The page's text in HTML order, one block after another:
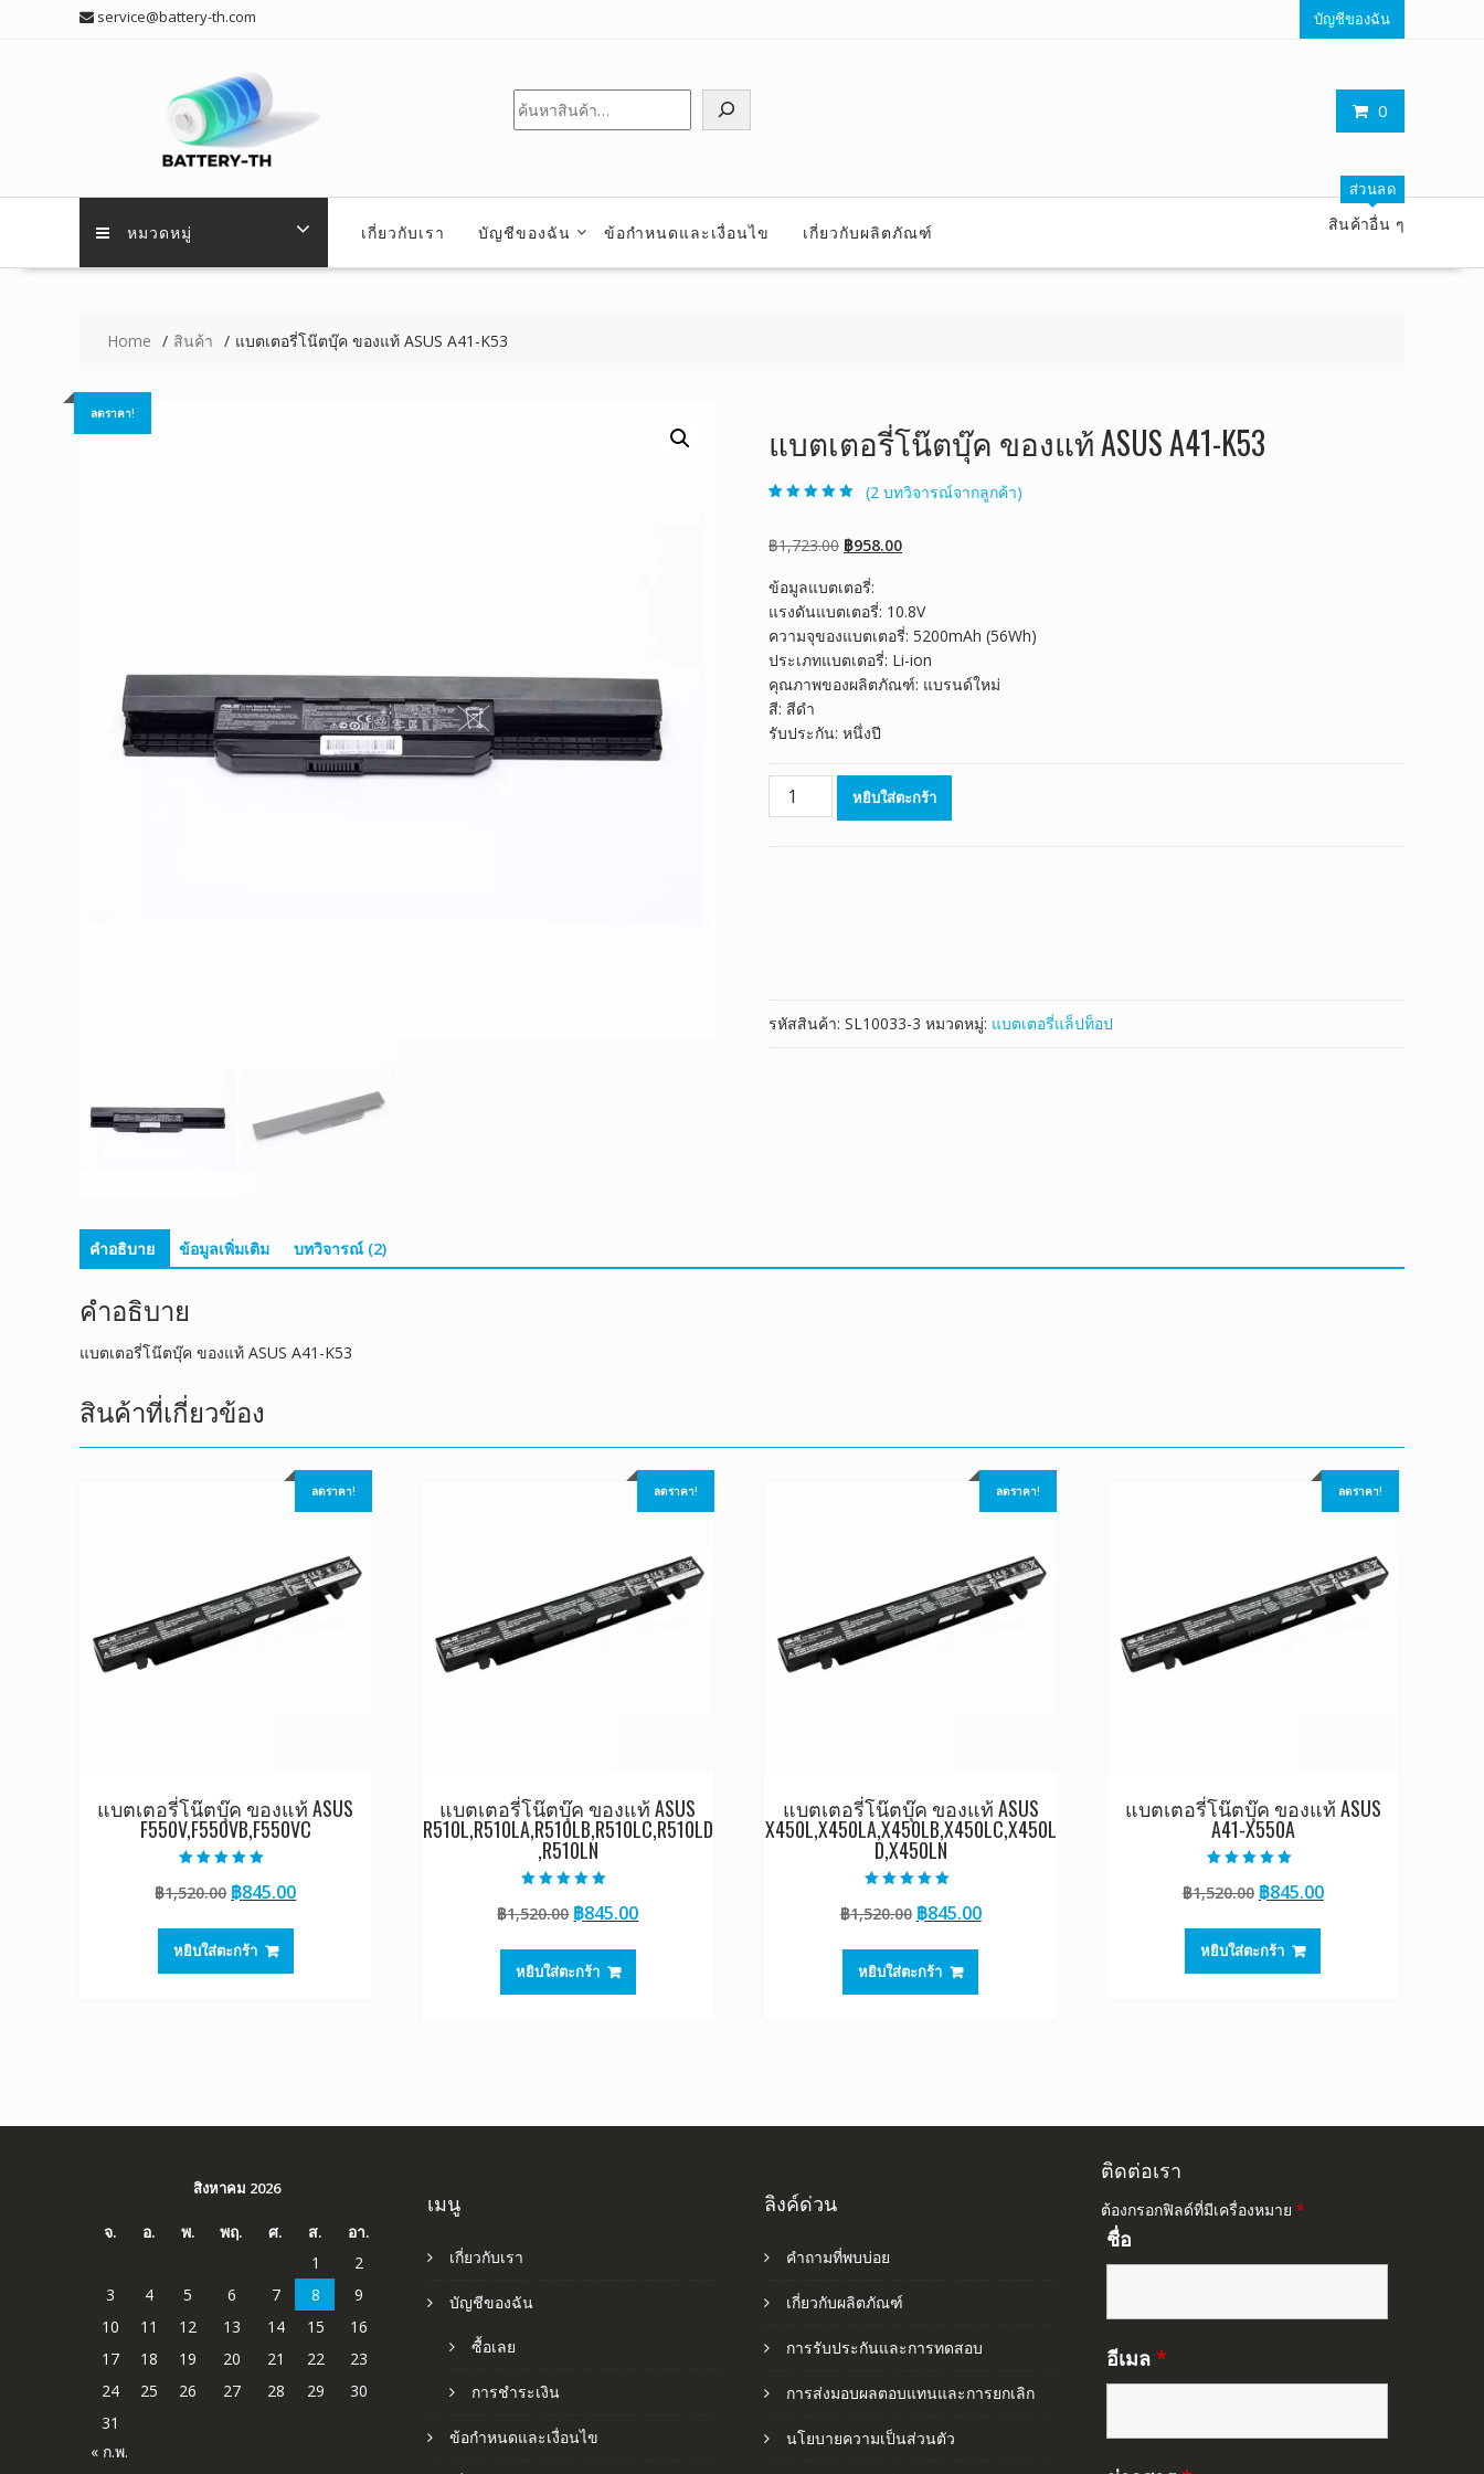
service@battery-th.com บัญชีของฉัน
0
ค้นหา
หมวดหมู่ เกี่ยวกับเรา บัญชีของฉัน ข้อกำหนดและเงื่อนไข เกี่ยวกับผลิตภัณฑ์
ส่วนลด
สินค้าอื่น ๆ
Home สินค้า แบตเตอรี่โน๊ตบุ๊ค ของแท้ ASUS A41-K53
ลดราคา!
แบตเตอรี่โน๊ตบุ๊ค ของแท้ ASUS A41-K53
คะแนนเต็มบน
การให้คะแนน
(2 บทวิจารณ์จากลูกค้า)
฿1,723.00 Original
was:
฿1,723.00.
฿958.00Current
฿958.00.
ข้อมูลแบตเตอรี่:
แรงดันแบตเตอรี่: 10.8V
ความจุของแบตเตอรี่: 5200mAh (56Wh)
ประเภทแบตเตอรี่: Li-ion
คุณภาพของผลิตภัณฑ์: แบรนด์ใหม่
สี: สีดำ
รับประกัน: หนึ่งปี
จำนวน
แบตเตอรี่
ชิ้น
หยิบใส่ตะกร้า
รหัสสินค้า: SL10033-3 หมวดหมู่: แบตเตอรี่แล็ปท็อป
คำอธิบาย ข้อมูลเพิ่มเติม บทวิจารณ์ (2)
คำอธิบาย
แบตเตอรี่โน๊ตบุ๊ค ของแท้ ASUS A41-K53
สินค้าที่เกี่ยวข้อง
ลดราคา!
แบตเตอรี่โน๊ตบุ๊ค ของแท้ ASUS
F550V,F550VB,F550VC
5.00
ตั้งแต่ 1-5
฿1,520.00 Original
was:
฿1,520.00.
฿845.00Current
หยิบใส่ตะกร้า
ลดราคา!
แบตเตอรี่โน๊ตบุ๊ค ของแท้ ASUS
R510L,R510LA,R510LB,R510LC,R510LD
,R510LN
5.00
ตั้งแต่ 1-5
฿1,520.00 Original
was:
฿1,520.00.
฿845.00Current
หยิบใส่ตะกร้า
ลดราคา!
แบตเตอรี่โน๊ตบุ๊ค ของแท้ ASUS
X450L,X450LA,X450LB,X450LC,X450L
D,X450LN
5.00
ตั้งแต่ 1-5
฿1,520.00 Original
was:
฿1,520.00.
฿845.00Current
หยิบใส่ตะกร้า
ลดราคา!
แบตเตอรี่โน๊ตบุ๊ค ของแท้ ASUS
A41-X550A
5.00
ตั้งแต่ 1-5
฿1,520.00 Original
was:
฿1,520.00.
฿845.00Current
หยิบใส่ตะกร้า
สิงหาคม 2026
จ. อ. พ. พฤ. ศ. ส.
อา.
1
2
3
4 5 6 7 8
9
10
11 12 13 14 15
16
17
18 19 20 21 22
23
24
25 26 27 28 29
30
31
« ก.พ.
เมนู
เกี่ยวกับเรา
บัญชีของฉัน
ซื้อเลย
การชำระเงิน
ข้อกำหนดและเงื่อนไข
ลิงค์ด่วน
คำถามที่พบบ่อย
เกี่ยวกับผลิตภัณฑ์
การรับประกันและการทดสอบ
การส่งมอบผลตอบแทนและการยกเลิก
นโยบายความเป็นส่วนตัว
ติดต่อเรา
ต้องกรอกฟิลด์ที่มีเครื่องหมาย *
ชื่อ
อีเมล *